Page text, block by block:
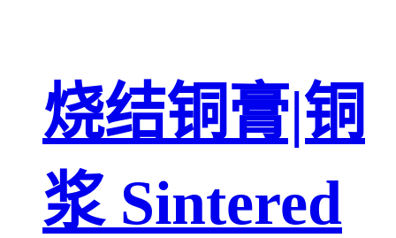
烧结铜膏|铜
浆 Sintered